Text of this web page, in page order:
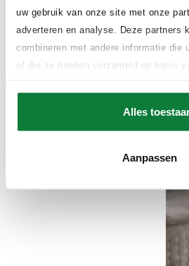
uw gebruik van onze site met onze
adverteren en analyse. Deze partners
combineren met andere informatie die
of die ze hebben verzameld op basis
Alles
Aanpassen